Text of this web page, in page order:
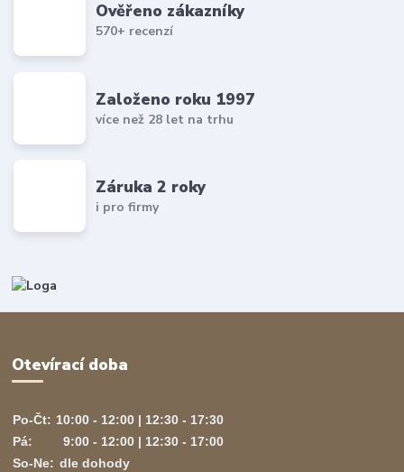
Ověřeno zákazníky
570+ recenzí
Založeno roku 1997
více než 28 let na trhu
Záruka 2 roky
i pro firmy
Otevírací doba
Po-Čt: 10:00 - 12:00 | 12:30 - 17:30
Pá:
9:00 - 12:00 | 12:30 - 17:00
So-Ne: dle dohody